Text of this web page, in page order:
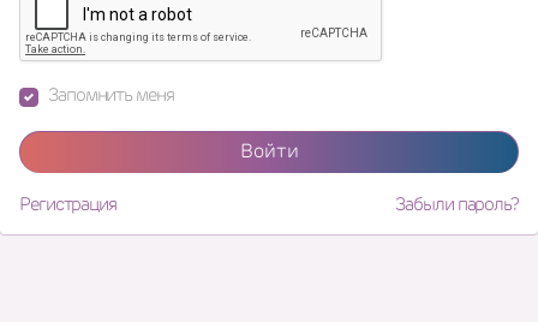
Запомнить меня
Войти
Регистрация Забыли пароль?